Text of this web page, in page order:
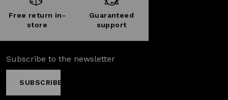
Free return in-
store
Guaranteed
support
Subscribe to the newsletter
SUBSCRIBE